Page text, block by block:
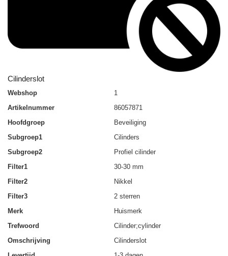
Cilinderslot
Webshop
1
Artikelnummer
86057871
Hoofdgroep
Beveiliging
Subgroep1
Cilinders
Subgroep2
Profiel cilinder
Filter1
30-30 mm
Filter2
Nikkel
Filter3
2 sterren
Merk
Huismerk
Trefwoord
Cilinder;cylinder
Omschrijving
Cilinderslot